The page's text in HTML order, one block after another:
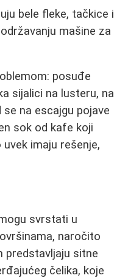
bele fleke, tačkice i
mašine za
posuđe
sijalici na lusteru, na
na escajgu pojave
sok od kafe koji
imaju rešenje,
svrstati u
naročito
predstavljaju sitne
čelika, koje